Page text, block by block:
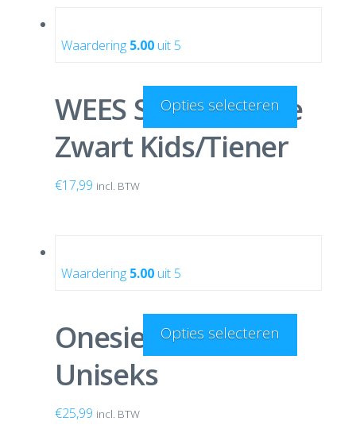
Waardering 5.00 uit 5
WEES SNEL! Onesie
Zwart Kids/Tiener
€17,99 incl. BTW
Opties selecteren
Waardering 5.00 uit 5
Onesie Blauw
Uniseks
€25,99 incl. BTW
Opties selecteren